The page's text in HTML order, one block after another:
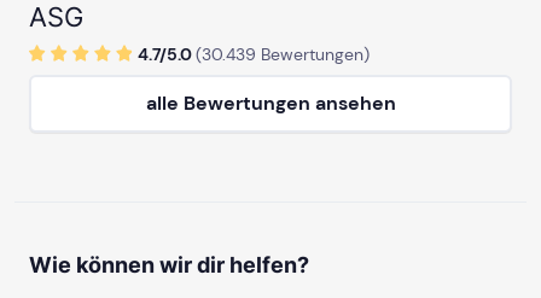
ASG
4.7/5.0(30.439 Bewertungen)
alle Bewertungen ansehen
Wie können wir dir helfen?